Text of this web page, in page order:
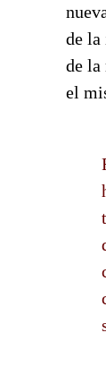
de la
de la
el